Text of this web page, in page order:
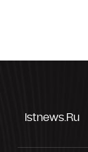
Istnews.ru